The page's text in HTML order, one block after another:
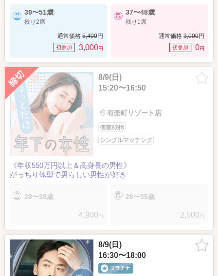
39〜51歳
残り2席
通常価格 5,400円
初参加 3,000円
37〜48歳
残り1席
通常価格 3,000円
初参加 0円
8/9(日)
15:20〜16:50
有楽町リゾート店
個室8対8
シングルマッチング
《年収550万円以上＆高身長の男性》
がっちり体型で男らしい男性が好き
28〜38歳
4,900 円
26〜35歳
2,500 円
8/9(日)
16:30〜18:00